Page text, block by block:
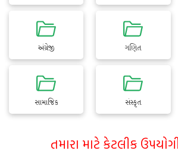
અંગ્રેજી ગણિત
સામાજિક સંસ્કૃત
તમારા માટે કેટલીક